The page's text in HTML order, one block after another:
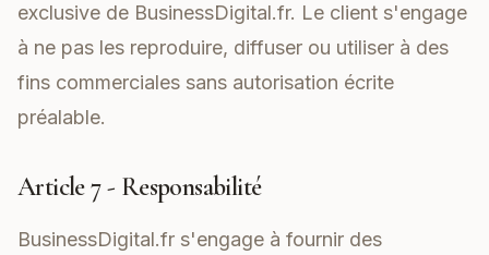
exclusive de BusinessDigital.fr. Le client s'engage
à ne pas les reproduire, diffuser ou utiliser à des
fins commerciales sans autorisation écrite
préalable.
Article 7 - Responsabilité
BusinessDigital.fr s'engage à fournir des